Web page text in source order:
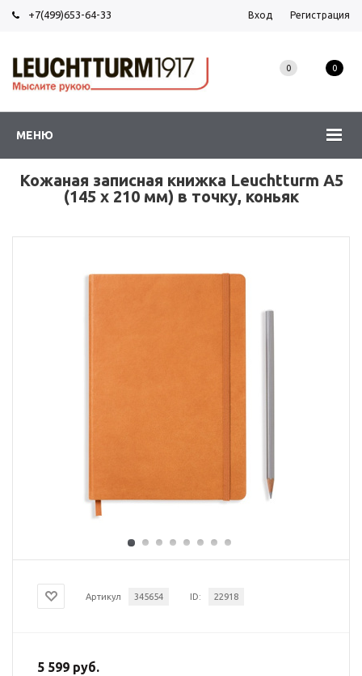
+7(499)653-64-33 Вход Регистрация
МЕНЮ
0 0
Кожаная записная книжка Leuchtturm A5
(145 x 210 мм) в точку, коньяк
Артикул 345654 ID: 22918
5 599 руб.